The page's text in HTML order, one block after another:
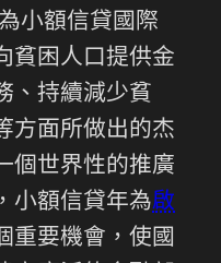
小額信貸國際
貧困人口提供金
、持續減少貧
方面所做出的杰
個世界性的推廣
小額信貸年為啟
重要機會，使國